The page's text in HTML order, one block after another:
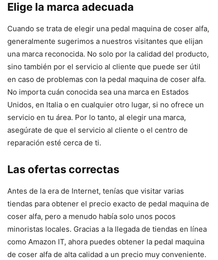
Elige la marca adecuada
Cuando se trata de elegir una pedal maquina de coser alfa,
generalmente sugerimos a nuestros visitantes que elijan
una marca reconocida. No solo por la calidad del producto,
sino también por el servicio al cliente que puede ser útil
en caso de problemas con la pedal maquina de coser alfa.
No importa cuán conocida sea una marca en Estados
Unidos, en Italia o en cualquier otro lugar, si no ofrece un
servicio en tu área. Por lo tanto, al elegir una marca,
asegúrate de que el servicio al cliente o el centro de
reparación esté cerca de ti.
Las ofertas correctas
Antes de la era de Internet, tenías que visitar varias
tiendas para obtener el precio exacto de pedal maquina de
coser alfa, pero a menudo había solo unos pocos
minoristas locales. Gracias a la llegada de tiendas en línea
como Amazon IT, ahora puedes obtener la pedal maquina
de coser alfa de alta calidad a un precio muy conveniente.